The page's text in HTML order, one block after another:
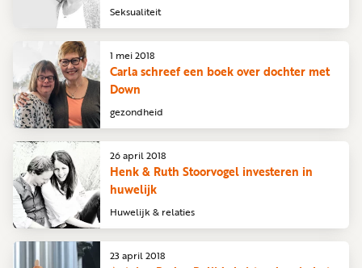
Seksualiteit
gezondheid
Carla schreef een boek over dochter met
Down
1 mei 2018
Huwelijk & relaties
Henk & Ruth Stoorvogel investeren in
huwelijk
26 april 2018
23 april 2018